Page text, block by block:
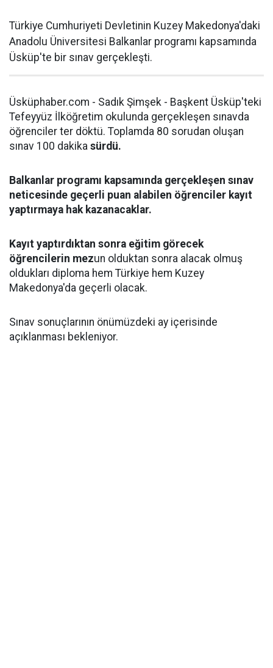
Türkiye Cumhuriyeti Devletinin Kuzey Makedonya'daki
Anadolu Üniversitesi Balkanlar programı kapsamında
Üsküp'te bir sınav gerçekleşti.
Üsküphaber.com - Sadık Şimşek - Başkent Üsküp'teki
Tefeyyüz İlköğretim okulunda gerçekleşen sınavda
öğrenciler ter döktü. Toplamda 80 sorudan oluşan
sınav 100 dakika sürdü.
Balkanlar programı kapsamında gerçekleşen sınav
neticesinde geçerli puan alabilen öğrenciler kayıt
yaptırmaya hak kazanacaklar.
Kayıt yaptırdıktan sonra eğitim görecek
öğrencilerin mezun olduktan sonra alacak olmuş
oldukları diploma hem Türkiye hem Kuzey
Makedonya'da geçerli olacak.
Sınav sonuçlarının önümüzdeki ay içerisinde
açıklanması bekleniyor.